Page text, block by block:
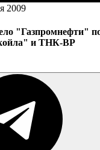
2009
"Газпромнефти" по
и ТНК-BP